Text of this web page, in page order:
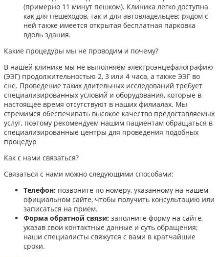
(примерно 11 минут пешком). Клиника легко доступна
как для пешеходов, так и для автовладельцев; рядом с
ней также имеется открытая бесплатная парковка
вдоль здания.
Какие процедуры мы не проводим и почему?
В нашей клинике мы не выполняем электроэнцефалографию
(ЭЭГ) продолжительностью 2, 3 или 4 часа, а также ЭЭГ во
сне. Проведение таких длительных исследований требует
специализированных условий и оборудования, которые в
настоящее время отсутствуют в наших филиалах. Мы
стремимся обеспечивать высокое качество предоставляемых
услуг, поэтому рекомендуем нашим пациентам обращаться в
специализированные центры для проведения подобных
процедур
Как с нами связаться?
Связаться с нами можно следующими способами:​
Телефон: позвоните по номеру, указанному на нашем
официальном сайте, чтобы получить консультацию или
записаться на прием.​
Форма обратной связи: заполните форму на сайте,
указав свои контактные данные и суть обращения;
наши специалисты свяжутся с вами в кратчайшие
сроки.​